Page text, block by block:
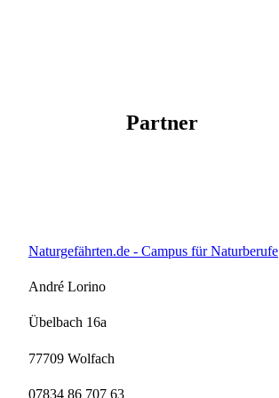
Partner
Naturgefährten.de - Campus für Naturberufe
André Lorino
Übelbach 16a
77709 Wolfach
07834 86 707 63